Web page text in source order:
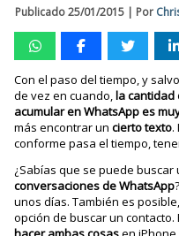
Publicado 25/01/2015 | Por
Con el paso del tiempo, y
de vez en cuando,la cantidad
acumular en WhatsApp es
más encontrar uncierto texto.
conforme pasa el tiempo,
¿Sabías que se puede
conversaciones de WhatsApp
unos días. También es
opción de buscar un